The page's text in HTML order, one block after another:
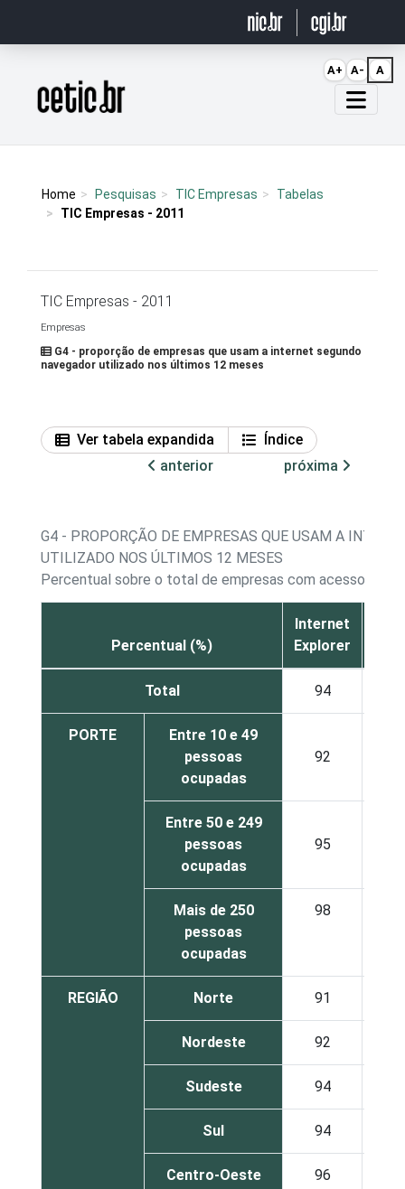
Página inicial
Home Pesquisas TIC Empresas
Tabelas
TIC Empresas - 2011
TIC Empresas - 2011
Empresas
G4 - proporção de empresas que usam a internet segundo
navegador utilizado nos últimos 12 meses
Ver tabela expandida
Índice
anterior
próxima
G4 - PROPORÇÃO DE EMPRESAS QUE USAM A
UTILIZADO NOS ÚLTIMOS 12 MESES
Percentual sobre o total de empresas com acesso à
Percentual (%)
Internet
Explorer
Total 94
PORTE
Entre 10 e 49
pessoas
ocupadas
92
Entre 50 e 249
pessoas
ocupadas
95
Mais de 250
pessoas
ocupadas
98
REGIÃO Norte 91
Nordeste 92
Sudeste 94
Sul 94
Centro-Oeste 96
A+ A- A